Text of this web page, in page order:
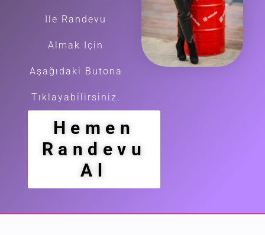
Ile Randevu
Almak Için
Aşağıdaki Butona
Tıklayabilirsiniz.
Hemen
Randevu
Al